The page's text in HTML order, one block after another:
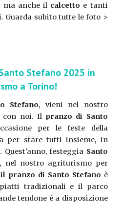
ma anche il calcetto e tanti
. Guarda subito tutte le foto >
Stefano 2025 in
a Torino!
Stefano, vieni nel nostro
con noi. Il pranzo di Santo
per le feste della
per stare tutti insieme, in
Quest'anno, festeggia Santo
nel nostro agriturismo per
pranzo di Santo Stefano è
tradizionali e il parco
tendone è a disposizione